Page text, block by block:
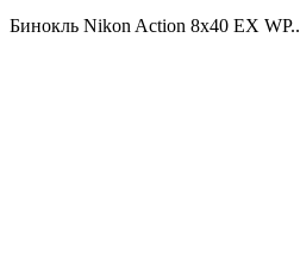
Бинокль Nikon Action 8x40 EX WP..